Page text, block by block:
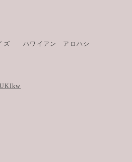
イズ ハワイアン アロハシ